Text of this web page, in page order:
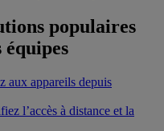
populaires
aux appareils depuis
l’accès à distance et la